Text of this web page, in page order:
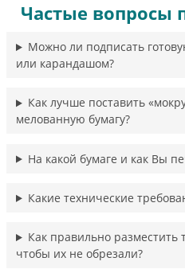
Частые вопросы
Можно ли подписать
или карандашом?
Как лучше поставить
мелованную бумагу?
На какой бумаге и как Вы
Какие технические
Как правильно разместить
чтобы их не обрезали?